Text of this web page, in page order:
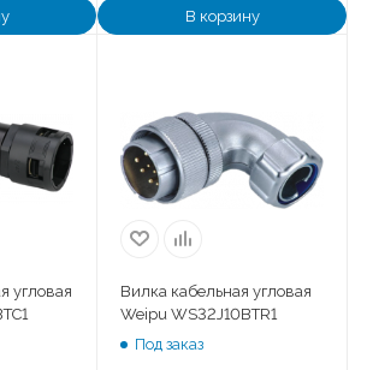
В корзину
угловая
Вилка кабельная угловая
Weipu WS32J10BTR1
Под заказ